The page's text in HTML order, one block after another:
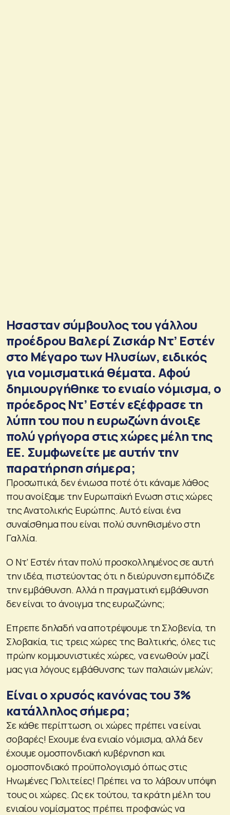
Ησασταν σύμβουλος του γάλλου
προέδρου Βαλερί Ζισκάρ Ντ’ Εστέν
στο Μέγαρο των Ηλυσίων, ειδικός
για νομισματικά θέματα. Αφού
δημιουργήθηκε το ενιαίο νόμισμα, ο
πρόεδρος Ντ’ Εστέν εξέφρασε τη
λύπη του που η ευρωζώνη άνοιξε
πολύ γρήγορα στις χώρες μέλη της
ΕΕ. Συμφωνείτε με αυτήν την
παρατήρηση σήμερα;
Προσωπικά, δεν ένιωσα ποτέ ότι κάναμε λάθος
που ανοίξαμε την Ευρωπαϊκή Ενωση στις χώρες
της Ανατολικής Ευρώπης. Αυτό είναι ένα
συναίσθημα που είναι πολύ συνηθισμένο στη
Γαλλία.
Ο Ντ’ Εστέν ήταν πολύ προσκολλημένος σε αυτή
την ιδέα, πιστεύοντας ότι η διεύρυνση εμπόδιζε
την εμβάθυνση. Αλλά η πραγματική εμβάθυνση
δεν είναι το άνοιγμα της ευρωζώνης;
Επρεπε δηλαδή να αποτρέψουμε τη Σλοβενία, τη
Σλοβακία, τις τρεις χώρες της Βαλτικής, όλες τις
πρώην κομμουνιστικές χώρες, να ενωθούν μαζί
μας για λόγους εμβάθυνσης των παλαιών μελών;
Είναι ο χρυσός κανόνας του 3%
κατάλληλος σήμερα;
Σε κάθε περίπτωση, οι χώρες πρέπει να είναι
σοβαρές! Εχουμε ένα ενιαίο νόμισμα, αλλά δεν
έχουμε ομοσπονδιακή κυβέρνηση και
ομοσπονδιακό προϋπολογισμό όπως στις
Ηνωμένες Πολιτείες! Πρέπει να το λάβουν υπόψη
τους οι χώρες. Ως εκ τούτου, τα κράτη μέλη του
ενιαίου νομίσματος πρέπει προφανώς να